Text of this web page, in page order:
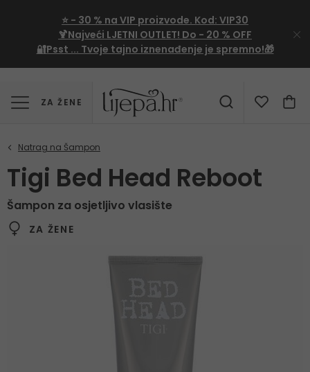
⭐ - 30 % na VIP proizvode. Kod: VIP30
🍹Najveći LJETNI OUTLET! Do - 20 % OFF
🔐Psst ... Tvoje tajno iznenađenje je spremno!🎁
ZA ŽENE
Tigi Bed Head Reboot
Šampon za osjetljivo vlasište
ZA ŽENE